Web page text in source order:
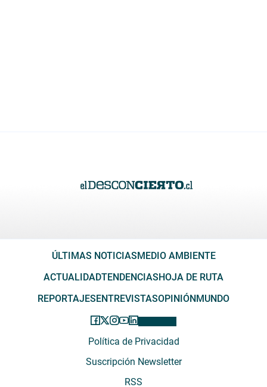
ÚLTIMAS NOTICIASMEDIO AMBIENTE
ACTUALIDADTENDENCIASHOJA DE RUTA
REPORTAJESENTREVISTASOPINIÓNMUNDO
Política de Privacidad
Suscripción Newsletter
RSS